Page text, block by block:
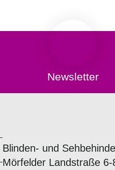
Newsletter
Blinden- und
Mörfelder Landstraße 6-